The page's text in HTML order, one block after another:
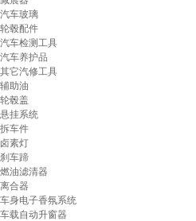
汽车玻璃
轮毂配件
汽车检测工具
汽车养护品
其它汽修工具
辅助油
轮毂盖
悬挂系统
拆车件
卤素灯
刹车蹄
燃油滤清器
离合器
车身电子香氛系统
车载自动升窗器